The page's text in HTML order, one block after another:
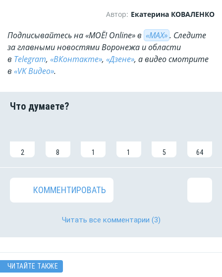
Автор: Екатерина КОВАЛЕНКО
Подписывайтесь на «МОЁ! Online» в «МАХ». Cледите
за главными новостями Воронежа и области
в Telegram, «ВКонтакте», «Дзене», а видео смотрите
в «VK Видео».
2 8 1 1 5 64
КОММЕНТИРОВАТЬ
Читать все комментарии (3)
ЧИТАЙТЕ ТАКЖЕ